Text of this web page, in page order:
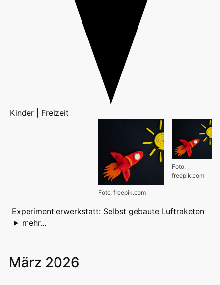
Kinder | Freizeit
Foto:
freepik.com
Foto: freepik.com
Experimentierwerkstatt: Selbst gebaute Luftraketen
mehr...
März 2026